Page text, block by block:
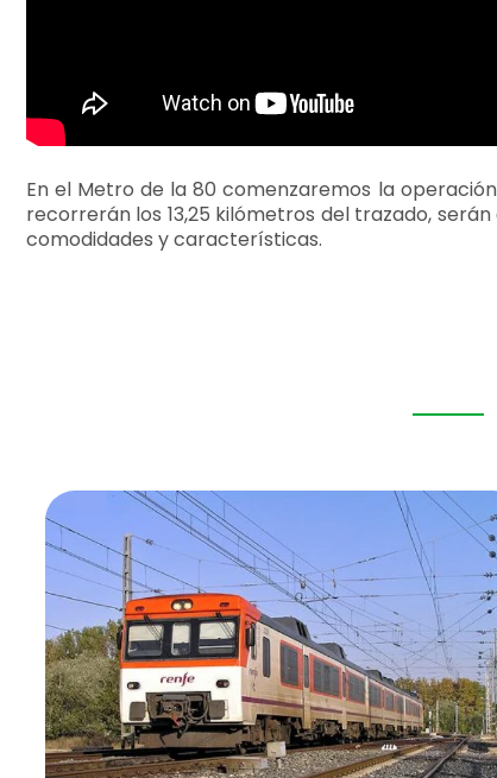
En el Metro de la 80 comenzaremos la
recorrerán los 13,25 kilómetros del trazado,
comodidades y características.